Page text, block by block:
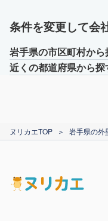
条件を変更して会
岩手県の市区町村から
近くの都道府県から探
ヌリカエTOP ＞ 岩手県の外